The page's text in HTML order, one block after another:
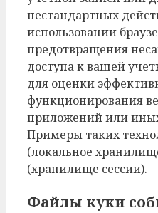
нестандартных
использовании
предотвращения
доступа к вашей
для оценки
функционирования
приложений или
Примеры таких
(локальное
(хранилище сессии).
Файлы куки